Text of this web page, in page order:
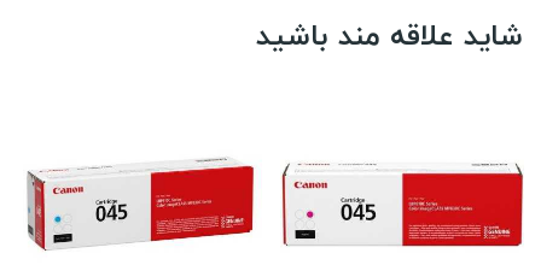
شاید علاقه مند باشید